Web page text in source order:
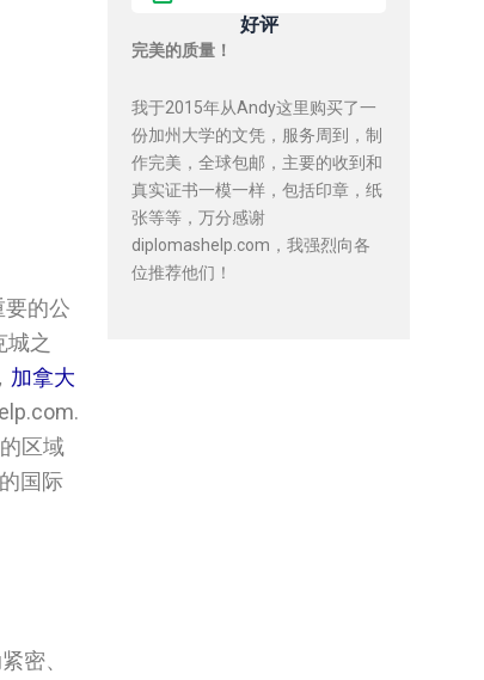
要的公
城之
加拿大
区域
国际
密、
好评
完美的质量！
我于2015年从Andy这里购买了一
份加州大学的文凭，服务周到，制
作完美，全球包邮，主要的收到和
真实证书一模一样，包括印章，纸
张等等，万分感谢
diplomashelp.com，我强烈向各
位推荐他们！